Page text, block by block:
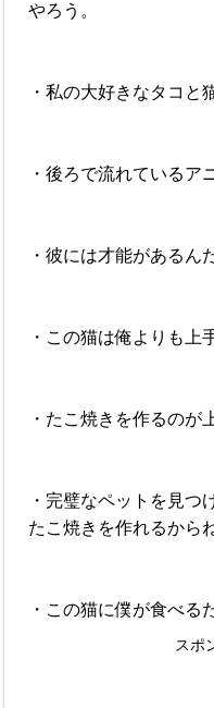
やろう。
・私の大好きなタコと
・後ろで流れているア
・彼には才能があるん
・この猫は俺よりも上
・たこ焼きを作るのが
・完璧なペットを見つ
たこ焼きを作れるから
・この猫に僕が食べる
スポ